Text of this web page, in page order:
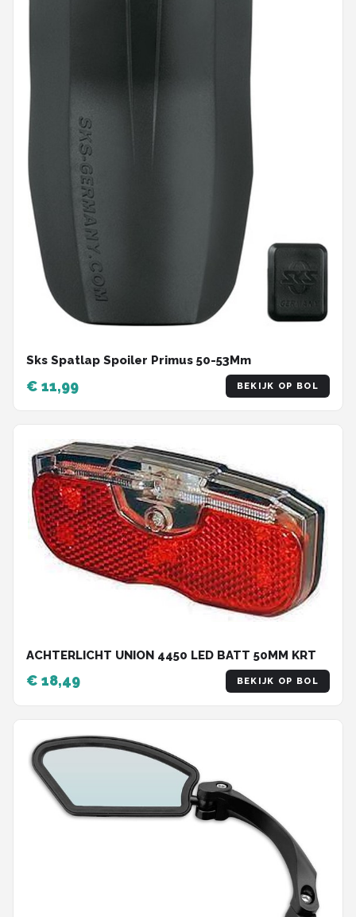
Sks Spatlap Spoiler Primus 50-53Mm
€ 11,99 BEKIJK OP BOL
ACHTERLICHT UNION 4450 LED BATT 50MM KRT
€ 18,49 BEKIJK OP BOL